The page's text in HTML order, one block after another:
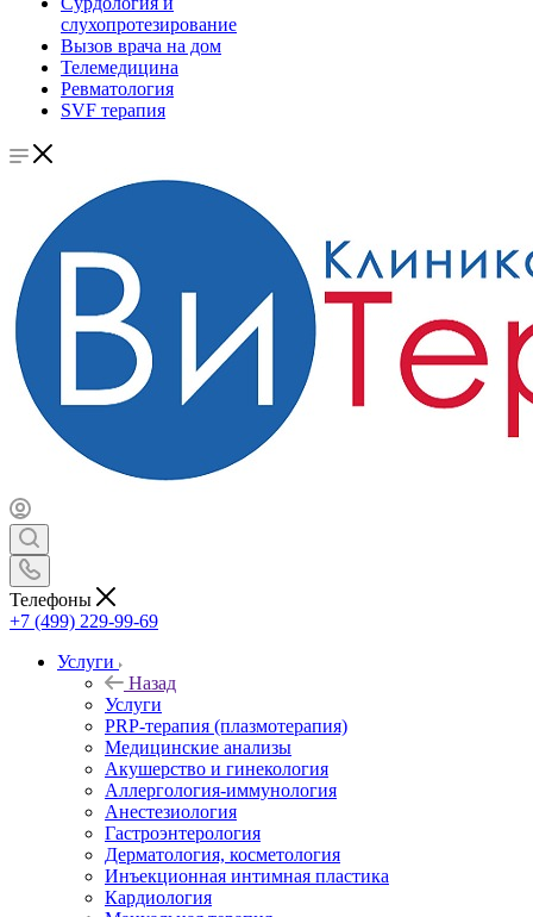
слухопротезирование
Вызов врача на дом
Телемедицина
Ревматология
SVF терапия
Телефоны
+7 (499) 229-99-69
Услуги
Назад
Услуги
PRP-терапия (плазмотерапия)
Медицинские анализы
Акушерство и гинекология
Аллергология-иммунология
Анестезиология
Гастроэнтерология
Дерматология, косметология
Инъекционная интимная пластика
Кардиология